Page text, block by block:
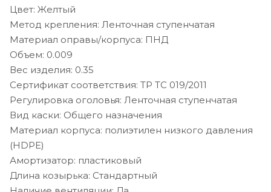
Цвет: Желтый
Метод крепления: Ленточная ступенчатая
Материал оправы/корпуса: ПНД
Объем: 0.009
Вес изделия: 0.35
Сертификат соответствия: ТР ТС 019/2011
Регулировка оголовья: Ленточная ступенчатая
Вид каски: Общего назначения
Материал корпуса: полиэтилен низкого давления
(HDPE)
Амортизатор: пластиковый
Длина козырька: Стандартный